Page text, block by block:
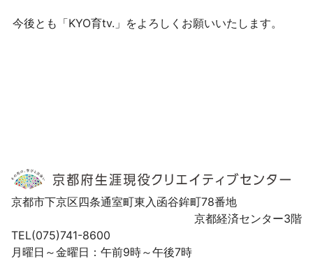
今後とも「KYO育tv.」をよろしくお願いいたします。
京都市下京区四条通室町東入函谷鉾町78番地
京都経済センター3階
TEL(075)741-8600
月曜日～金曜日：午前9時～午後7時